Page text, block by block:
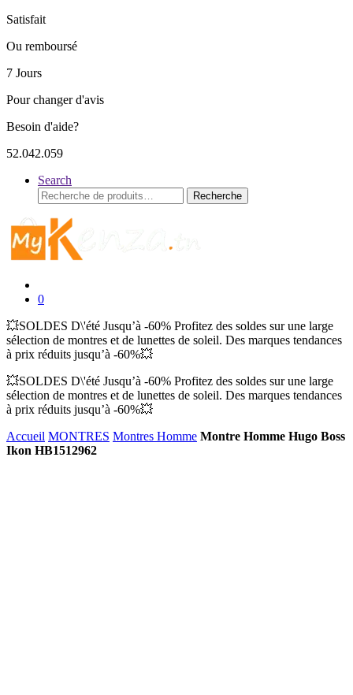
Satisfait
Ou remboursé
7 Jours
Pour changer d'avis
Besoin d'aide?
52.042.059
Search
Recherche
pour :
Recherche
0
💥SOLDES D\'été Jusqu’à -60% Profitez des soldes sur une large
sélection de montres et de lunettes de soleil. Des marques tendances
à prix réduits jusqu’à -60%💥
💥SOLDES D\'été Jusqu’à -60% Profitez des soldes sur une large
sélection de montres et de lunettes de soleil. Des marques tendances
à prix réduits jusqu’à -60%💥
Accueil MONTRES Montres Homme Montre Homme Hugo Boss
Ikon HB1512962